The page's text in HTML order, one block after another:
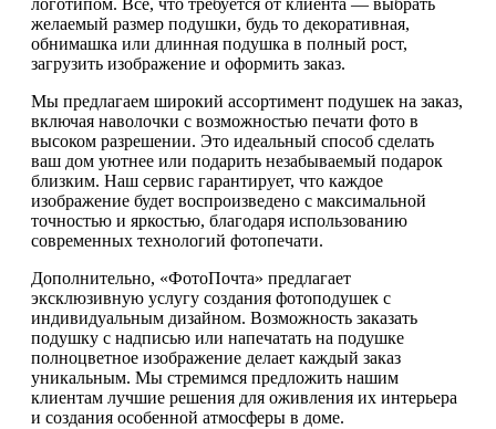
логотипом. Всё, что требуется от клиента — выбрать
желаемый размер подушки, будь то декоративная,
обнимашка или длинная подушка в полный рост,
загрузить изображение и оформить заказ.
Мы предлагаем широкий ассортимент подушек на заказ,
включая наволочки с возможностью печати фото в
высоком разрешении. Это идеальный способ сделать
ваш дом уютнее или подарить незабываемый подарок
близким. Наш сервис гарантирует, что каждое
изображение будет воспроизведено с максимальной
точностью и яркостью, благодаря использованию
современных технологий фотопечати.
Дополнительно, «ФотоПочта» предлагает
эксклюзивную услугу создания фотоподушек с
индивидуальным дизайном. Возможность заказать
подушку с надписью или напечатать на подушке
полноцветное изображение делает каждый заказ
уникальным. Мы стремимся предложить нашим
клиентам лучшие решения для оживления их интерьера
и создания особенной атмосферы в доме.